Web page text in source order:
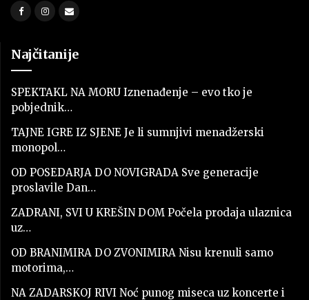
Najčitanije
SPEKTAKL NA MORU Iznenađenje – evo tko je
pobjednik…
TAJNE IGRE IZ SJENE Je li sumnjivi menadžerski
monopol…
OD POSEDARJA DO NOVIGRADA Sve generacije
proslavile Dan…
ZADRANI, SVI U KREŠIN DOM Počela prodaja ulaznica
uz…
OD BRANIMIRA DO ZVONIMIRA Nisu krenuli samo
motorima,…
NA ZADARSKOJ RIVI Noć punog miseca uz koncerte i